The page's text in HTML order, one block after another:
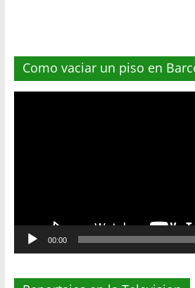
Como vaciar un piso en
00:00